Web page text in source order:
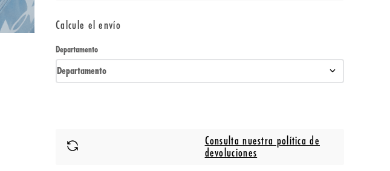
Calcule el envío
Departamento
Departamento
Consulta nuestra política de
devoluciones